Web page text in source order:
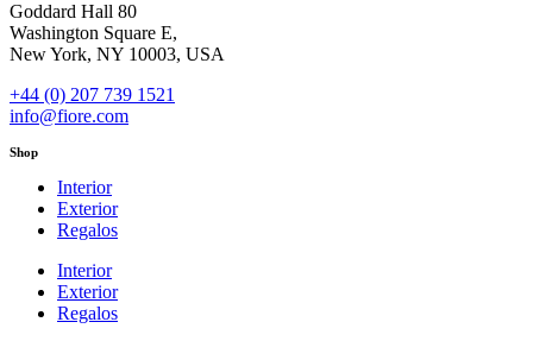
Goddard Hall 80
Washington Square E,
New York, NY 10003, USA
+44 (0) 207 739 1521
info@fiore.com
Shop
Interior
Exterior
Regalos
Interior
Exterior
Regalos